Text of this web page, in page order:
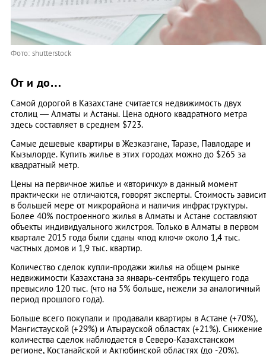
Фото: shutterstock
От и до…
Самой дорогой в Казахстане считается недвижимость двух
столиц — Алматы и Астаны. Цена одного квадратного метра
здесь составляет в среднем $723.
Самые дешевые квартиры в Жезказгане, Таразе, Павлодаре и
Кызылорде. Купить жилье в этих городах можно до $265 за
квадратный метр.
Цены на первичное жилье и «вторичку» в данный момент
практически не отличаются, говорят эксперты. Стоимость зависит
в большей мере от микрорайона и наличия инфраструктуры.
Более 40% построенного жилья в Алматы и Астане составляют
объекты индивидуального жилстроя. Только в Алматы в первом
квартале 2015 года были сданы «под ключ» около 1,4 тыс.
частных домов и 1,9 тыс. квартир.
Количество сделок купли-продажи жилья на общем рынке
недвижимости Казахстана за январь-сентябрь текущего года
превысило 120 тыс. (что на 5% больше, нежели за аналогичный
период прошлого года).
Больше всего покупали и продавали квартиры в Астане (+70%),
Мангистауской (+29%) и Атырауской областях (+21%). Снижение
количества сделок наблюдается в Северо-Казахстанском
регионе, Костанайской и Актюбинской областях (до -20%).